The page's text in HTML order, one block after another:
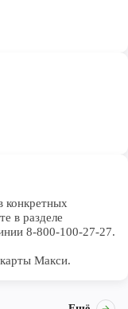
конкретных
в разделе
8-800-100-27-27.
Макси.